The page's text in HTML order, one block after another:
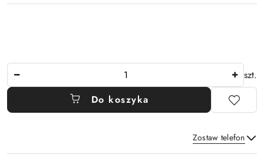
szt.
Do koszyka
Zostaw telefon